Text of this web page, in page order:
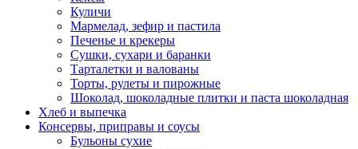
Куличи
Мармелад, зефир и пастила
Печенье и крекеры
Сушки, сухари и баранки
Тарталетки и валованы
Торты, рулеты и пирожные
Шоколад, шоколадные плитки и паста шоколадная
Хлеб и выпечка
Консервы, приправы и соусы
Бульоны сухие